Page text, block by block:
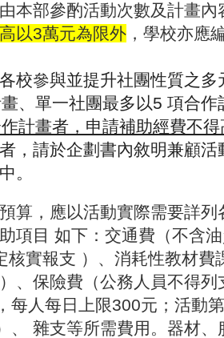
由本部參酌活動次數及計畫
以3萬元為限外 ，學校亦應
校參與並提升社團性質之多
、單一社團最多以5 項合作
計畫者，申請補助經費不
，請於企劃書內敘明兼顧
。
算，應以活動實際需要詳列
項目 如下：交通費（不含
核實報支 ）、消耗性教材費
、保險費（公務人員不得
每人每日上限300元；活動
、 雜支等所需費用。器材、